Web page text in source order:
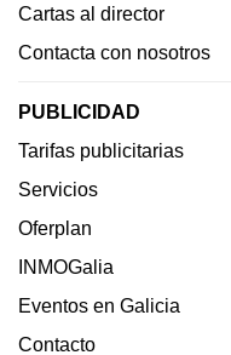
Cartas al director
Contacta con nosotros
PUBLICIDAD
Tarifas publicitarias
Servicios
Oferplan
INMOGalia
Eventos en Galicia
Contacto